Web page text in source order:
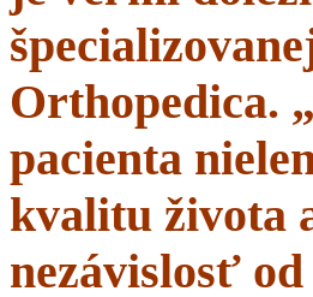
Orthopedica.
pacienta
kvalitu života
nezávislosť